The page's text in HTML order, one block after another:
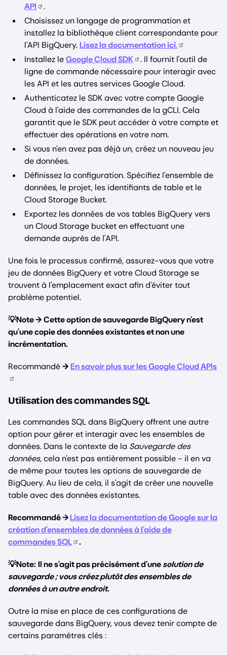
API
.
Choisissez un langage de programmation et
installez la bibliothèque client correspondante pour
l'API BigQuery.Lisez la documentation ici.
Installez leGoogle Cloud SDK
. Il fournit l'outil de
ligne de commande nécessaire pour interagir avec
les API et les autres services Google Cloud.
Authenticatez le SDK avec votre compte Google
Cloud à l'aide des commandes de la gCLI. Cela
garantit que le SDK peut accéder à votre compte et
effectuer des opérations en votre nom.
Si vous n'en avez pas déjà un, créez un nouveau jeu
de données.
Définissez la configuration. Spécifiez l'ensemble de
données, le projet, les identifiants de table et le
Cloud Storage Bucket.
Exportez les données de vos tables BigQuery vers
un Cloud Storage bucket en effectuant une
demande auprès de l'API.
Une fois le processus confirmé, assurez-vous que votre
jeu de données BigQuery et votre Cloud Storage se
trouvent à l'emplacement exact afin d'éviter tout
problème potentiel.
💡Note →Cette option de sauvegarde BigQuery n'est
qu'une copie des données existantes et non une
incrémentation.
Recommandé→En savoir plus sur les Google Cloud APIs
Utilisation des commandes SQL
Les commandes SQL dans BigQuery offrent une autre
option pour gérer et interagir avec les ensembles de
données. Dans le contexte de la Sauvegarde des
données,cela n'est pas entièrement possible - il en va
de même pour toutes les options de sauvegarde de
BigQuery. Au lieu de cela, il s'agit de créer une nouvelle
table avec des données existantes.
Recommandé →Lisez la documentation de Google sur la
création d'ensembles de données à l'aide de
commandes SQL
.
💡Note:Il ne s'agit pas précisément d'unesolution de
sauvegarde ; vous créez plutôt des ensembles de
données à un autre endroit.
Outre la mise en place de ces configurations de
sauvegarde dans BigQuery, vous devez tenir compte de
certains paramètres clés :